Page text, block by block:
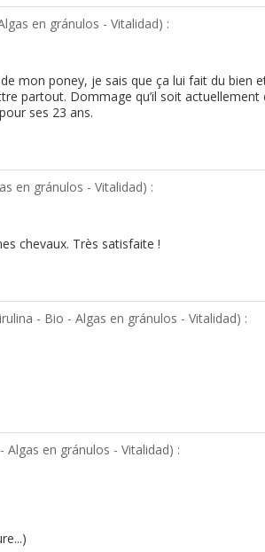
en gránulos - Vitalidad) :
mon poney, je sais que ça lui fait du bien
partout. Dommage qu’il soit
ses 23 ans.
en gránulos - Vitalidad) :
chevaux. Très satisfaite !
- Bio - Algas en gránulos - Vitalidad) :
Algas en gránulos - Vitalidad) :